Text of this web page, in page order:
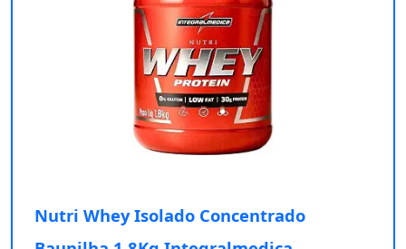
Nutri Whey Isolado Concentrado